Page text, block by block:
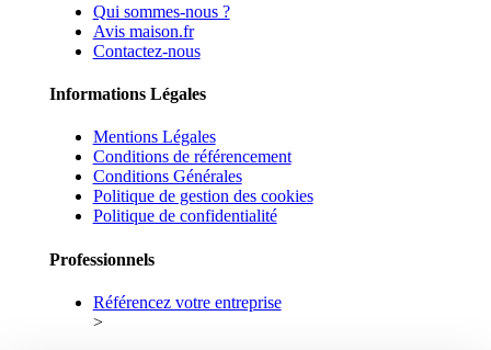
Qui sommes-nous ?
Avis maison.fr
Contactez-nous
Informations Légales
Mentions Légales
Conditions de référencement
Conditions Générales
Politique de gestion des cookies
Politique de confidentialité
Professionnels
Référencez votre entreprise
>